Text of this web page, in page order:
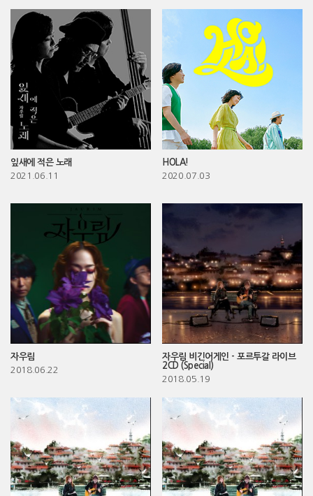
잎새에 적은 노래
2021.06.11
HOLA!
2020.07.03
자우림
2018.06.22
자우림 비긴어게인 - 포르투갈 라이브
2CD (Special)
2018.05.19